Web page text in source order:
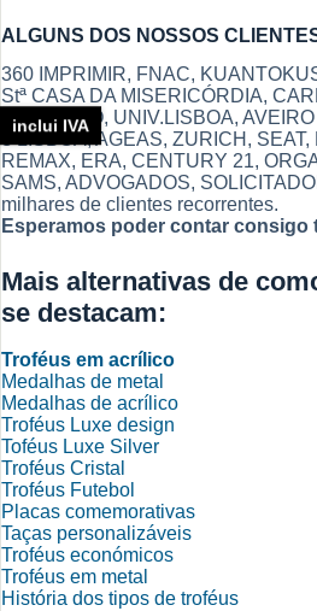
ALGUNS DOS NOSSOS
360 IMPRIMIR, FNAC,
Stª CASA DA MISERICÓRDIA,
MONTEPIO, UNIV.LISBOA,
e LISBOA, AGEAS, ZURICH,
REMAX, ERA, CENTURY 21,
SAMS, ADVOGADOS,
milhares de clientes recorrentes.
Esperamos poder contar consigo
Mais alternativas de
se destacam:
Troféus em acrílico
Medalhas de metal
Medalhas de acrílico
Troféus Luxe design
Toféus Luxe Silver
Troféus Cristal
Troféus Futebol
Placas comemorativas
Taças personalizáveis
Troféus económicos
Troféus em metal
História dos tipos de troféus
inclui IVA